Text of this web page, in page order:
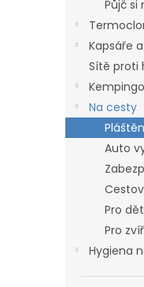
Půjč si
Kapsáře
Sítě proti
Na cesty
Auto
Pro
Pro
Hygiena